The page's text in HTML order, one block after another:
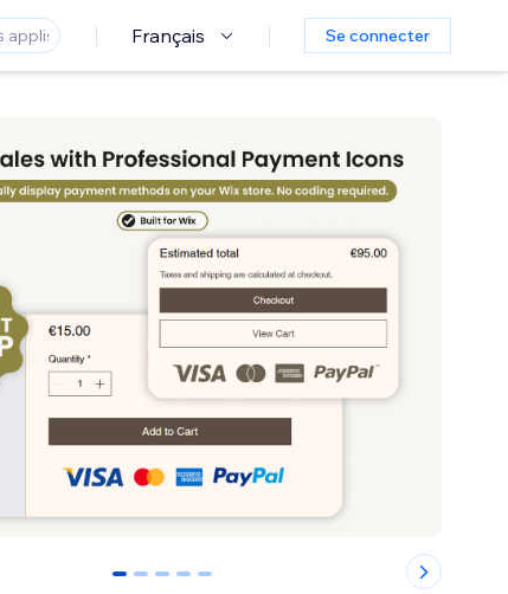
Français Se connecter
0 1 2 3 4